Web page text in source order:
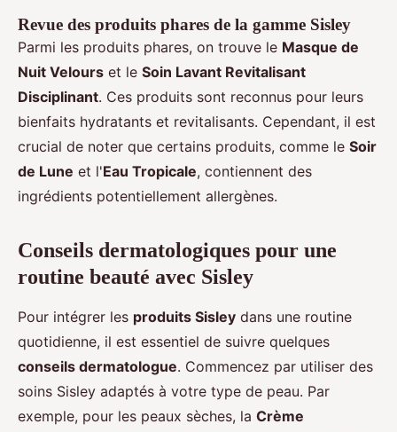
Revue des produits phares de la gamme Sisley
Parmi les produits phares, on trouve le Masque de
Nuit Velours et le Soin Lavant Revitalisant
Disciplinant. Ces produits sont reconnus pour leurs
bienfaits hydratants et revitalisants. Cependant, il est
crucial de noter que certains produits, comme le Soir
de Lune et l'Eau Tropicale, contiennent des
ingrédients potentiellement allergènes.
Conseils dermatologiques pour une
routine beauté avec Sisley
Pour intégrer les produits Sisley dans une routine
quotidienne, il est essentiel de suivre quelques
conseils dermatologue. Commencez par utiliser des
soins Sisley adaptés à votre type de peau. Par
exemple, pour les peaux sèches, la Crème